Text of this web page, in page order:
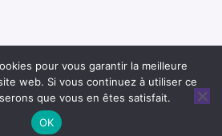
pour vous garantir la meilleure
web. Si vous continuez à utiliser ce
que vous en êtes satisfait.
OK